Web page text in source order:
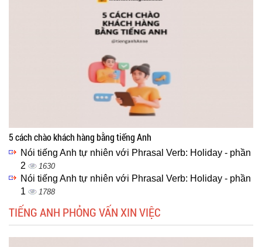
5 cách chào khách hàng bằng tiếng Anh
Nói tiếng Anh tự nhiên với Phrasal Verb: Holiday - phần
2
1630
Nói tiếng Anh tự nhiên với Phrasal Verb: Holiday - phần
1
1788
TIẾNG ANH PHỎNG VẤN XIN VIỆC